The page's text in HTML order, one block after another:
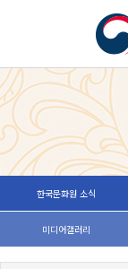
한국문화원 소식
미디어갤러리